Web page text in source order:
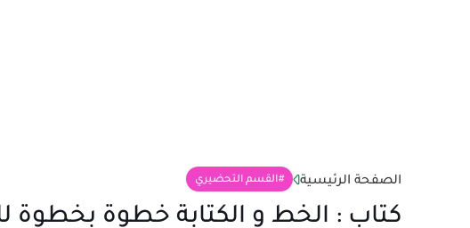
الصفحة الرئيسية القسم التحضيري
كتاب : الخط و الكتابة خطوة بخطوة